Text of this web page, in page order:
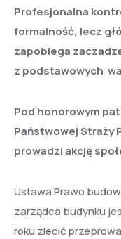
Profesjonalna
formalność, lecz
zapobiega
z podstawowych
Pod honorowym
Państwowej Straży
prowadzi akcję
Ustawa Prawo
zarządca budynku
roku zlecić